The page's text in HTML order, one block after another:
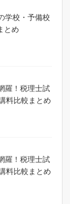
学校・予備校
とめ
羅！税理士試
料比較まとめ
羅！税理士試
料比較まとめ